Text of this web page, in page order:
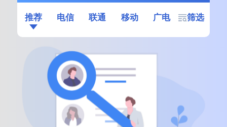
推荐 电信 联通 移动 广电 筛选